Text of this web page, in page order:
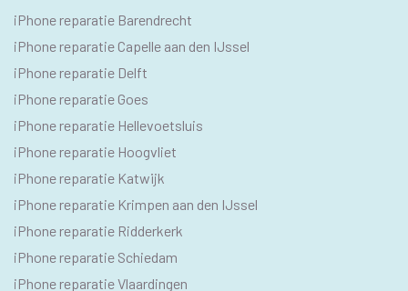
IPHONE
SEO
TEKSTEN
iPhone reparatie Barendrecht
iPhone reparatie Capelle aan den IJssel
iPhone reparatie Delft
iPhone reparatie Goes
iPhone reparatie Hellevoetsluis
iPhone reparatie Hoogvliet
iPhone reparatie Katwijk
iPhone reparatie Krimpen aan den IJssel
iPhone reparatie Ridderkerk
iPhone reparatie Schiedam
iPhone reparatie Vlaardingen